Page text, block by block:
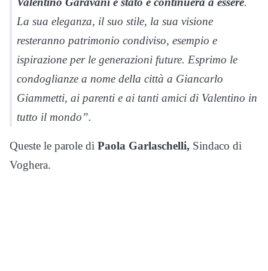
La sua eleganza, il suo stile, la sua visione
resteranno patrimonio condiviso, esempio e
ispirazione per le generazioni future. Esprimo le
condoglianze a nome della città a Giancarlo
Giammetti, ai parenti e ai tanti amici di Valentino in
tutto il mondo”.
Queste le parole di Paola Garlaschelli, Sindaco di
Voghera.